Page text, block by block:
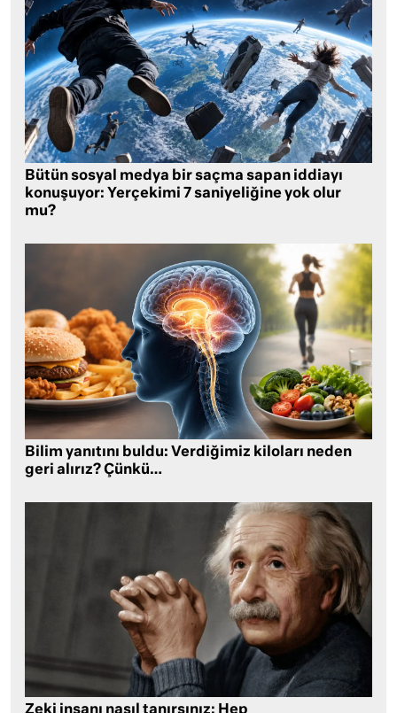
Bütün sosyal medya bir saçma sapan iddiayı
konuşuyor: Yerçekimi 7 saniyeliğine yok olur
mu?
Bilim yanıtını buldu: Verdiğimiz kiloları neden
geri alırız? Çünkü…